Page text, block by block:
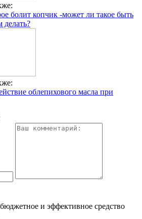
болит копчик -может ли такое быть
делать?
облепихового масла при